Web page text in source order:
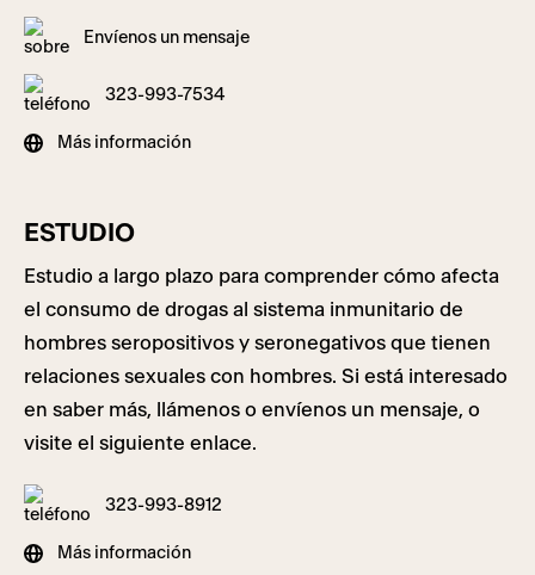
Envíenos un mensaje
323-993-7534
Más información
ESTUDIO
Estudio a largo plazo para comprender cómo afecta
el consumo de drogas al sistema inmunitario de
hombres seropositivos y seronegativos que tienen
relaciones sexuales con hombres. Si está interesado
en saber más, llámenos o envíenos un mensaje, o
visite el siguiente enlace.
323-993-8912
Más información